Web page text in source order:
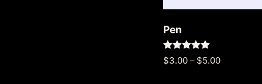
Pen
Bewertet
mit
$3.00 – $5.00